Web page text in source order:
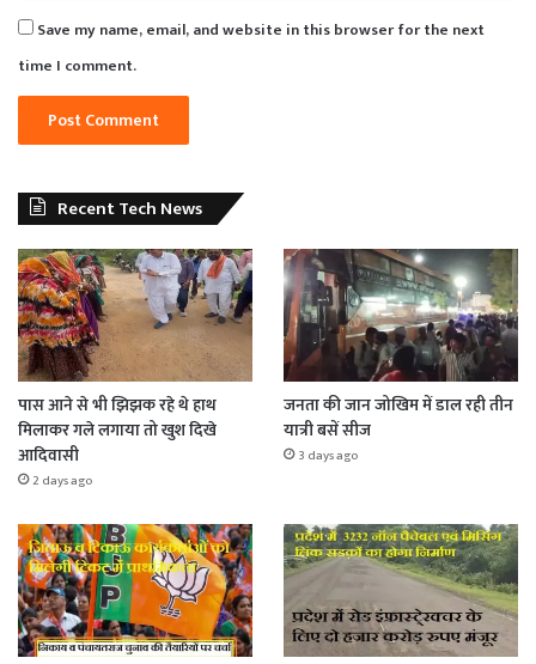
Save my name, email, and website in this browser for the next
time I comment.
Recent Tech News
पास आने से भी झिझक रहे थे हाथ
मिलाकर गले लगाया तो खुश दिखे
आदिवासी
2 days ago
जनता की जान जोखिम में डाल रही तीन
यात्री बसें सीज
3 days ago